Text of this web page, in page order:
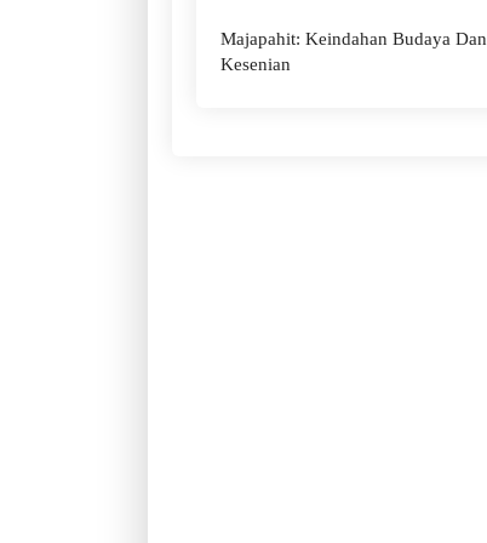
Majapahit: Keindahan Budaya Dan
Kesenian